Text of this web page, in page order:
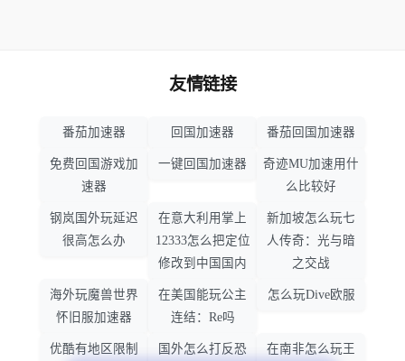
友情链接
番茄加速器 回国加速器 番茄回国加速器
免费回国游戏加
速器
一键回国加速器
奇迹MU加速用什
么比较好
钢岚国外玩延迟
很高怎么办
在意大利用掌上
12333怎么把定位
修改到中国国内
新加坡怎么玩七
人传奇：光与暗
之交战
海外玩魔兽世界
怀旧服加速器
在美国能玩公主
连结：Re吗
怎么玩Dive欧服
优酷有地区限制 国外怎么打反恐 在南非怎么玩王